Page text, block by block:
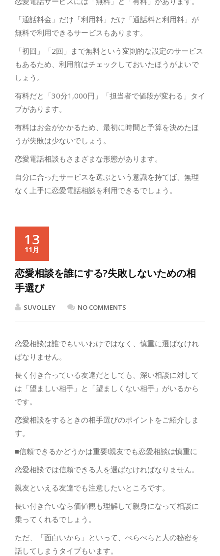
「通話料金」だけ「利用料」だけ「通話料と利用料」が
無料で利用できるサービスもあります。
「初回」「2回」まで無料という変則的な設定のサービス
もあるため、利用前はチェックしておいたほうがよいで
しょう。
有料だと「30分1,000円」「担当者で値段が変わる」タイ
プがあります。
有料はお金がかかるため、最初に時間と予算を決めたほ
うが失敗は少ないでしょう。
恋愛電話相談もさまざまな形態があります。
自分に合ったサービスを選ぶという意識を持てば、無理
なく上手に恋愛電話相談を利用できるでしょう。
13
11月
恋愛相談を誰にする?失敗しないための相
手選び
SUVOLLEY NO COMMENTS
恋愛相談は誰でもいいわけではなく、慎重に選ばなけれ
ばなりません。
長く付き合っている友達だとしても、深い相談に対して
は「望ましい相手」と「望ましくない相手」がいるから
です。
恋愛相談をするときの相手選びのポイントをご紹介しま
す。
■信頼できるかどうかは重要!親友でも恋愛相談は慎重に
恋愛相談では信頼できる人を選ばなければなりません。
親友といえる友達でも注意したいところです。
長い付き合いなら価値観も理解して親身になって相談に
乗ってくれるでしょう。
ただ、「面白いから」といって、ぺらぺらと人の秘密を
話してしまうタイプもいます。